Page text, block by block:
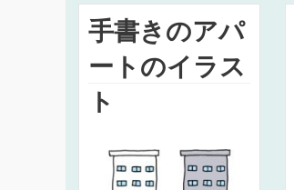
手書きのアパ
ートのイラス
ト